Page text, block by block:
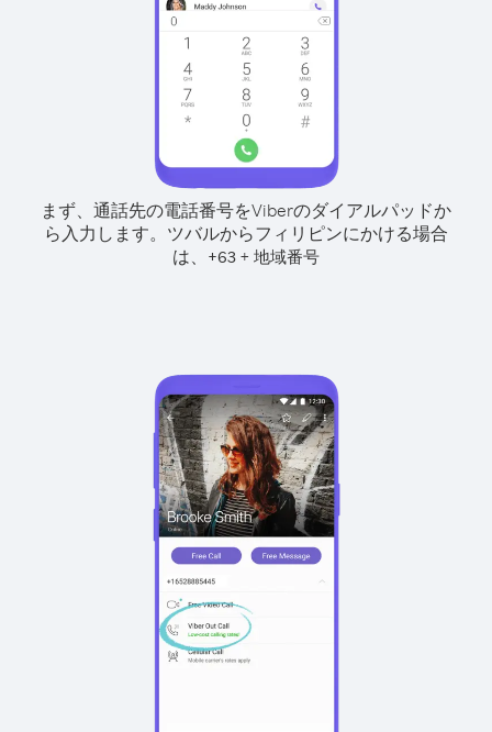
まず、通話先の電話番号をViberのダイアルパッドか
ら入力します。 ツバルからフィリピンにかける場合
は、 +63 + 地域番号